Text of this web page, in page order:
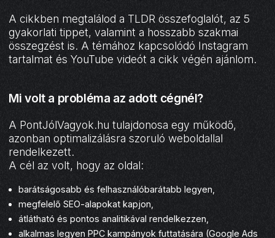
A cikkben megtalálod a TLDR összefoglalót, az 5
gyakorlati tippet, valamint a hosszabb szakmai
összegzést is. A témához kapcsolódó Instagram
tartalmat és YouTube videót a cikk végén ajánlom.
Mi volt a probléma az adott cégnél?
A PontJólVagyok.hu tulajdonosa egy működő,
azonban optimalizálásra szoruló weboldallal
rendelkezett.
A cél az volt, hogy az oldal:
barátságosabb és felhasználóbarátabb legyen,
megfelelő SEO-alapokat kapjon,
átlátható és pontos analitikával rendelkezzen,
alkalmas legyen PPC kampányok futtatására (Google Ads